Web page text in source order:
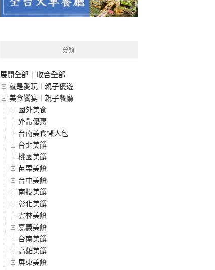
分類
展開全部 | 收合全部
就是愛玩︱親子優遊
美食饗宴︱親子餐廳
國外美食
外帶優惠
台南美食懶人包
台北美饌
桃園美饌
苗栗美饌
台中美饌
南投美饌
彰化美饌
雲林美饌
嘉義美饌
台南美饌
高雄美饌
屏東美饌